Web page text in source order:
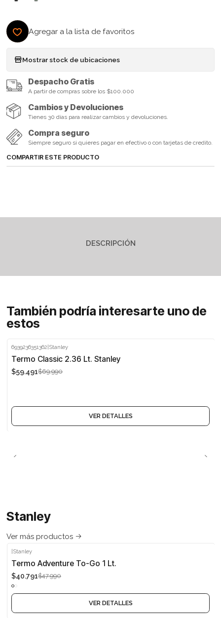
Agregar a la lista de favoritos
Mostrar stock de ubicaciones
Despacho Gratis
A partir de compras sobre los $100.000
Cambios y Devoluciones
Tienes 30 días para realizar cambios y devoluciones.
Compra seguro
Siempre seguro si quieres pagar en efectivo o con tarjetas de credito.
COMPARTIR ESTE PRODUCTO
DESCRIPCIÓN
También podría interesarte uno de
estos
-15%
Agotado
6939236351362|Stanley
Termo Classic 2.36 Lt. Stanley
$59.491$69.990
VER DETALLES
Stanley
Ver más productos
-15%
Agotado
Stanley
Termo Adventure To-Go 1 Lt.
$40.791$47.990
VER DETALLES